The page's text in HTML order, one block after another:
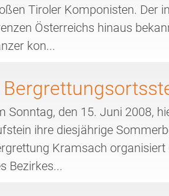
Tiroler Komponisten. Der
Österreichs hinaus
kon...
Sonntag, den 15. Juni 2008,
ihre diesjährige
Kramsach
Bezirkes...